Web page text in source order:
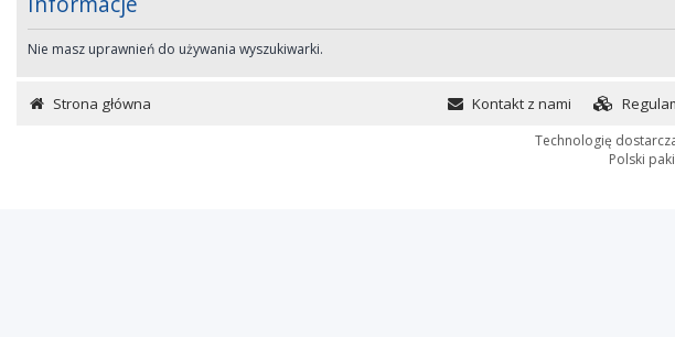
Nie masz uprawnień do używania wyszukiwarki.
Strona główna Kontakt z nami
Technologię
Polski